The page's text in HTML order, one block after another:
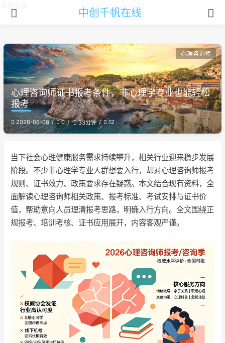
中创千帆在线
心理咨询师
心理咨询师证书报考条件，非心理学专业也能轻松
报考
2026-06-08 0 33分钟 12
当下社会心理健康服务需求持续攀升，相关行业迎来稳步发展
阶段。不少非心理学专业人群想要入行，却对心理咨询师报考
规则、证书效力、政策要求存在疑惑。本文结合现有资料，全
面解读心理咨询师相关政策、报考标准、考试安排与证书价
值，帮助意向人员理清报考思路，明确入行方向。全文围绕正
规报考、培训考核、证书应用展开，内容客观严谨。